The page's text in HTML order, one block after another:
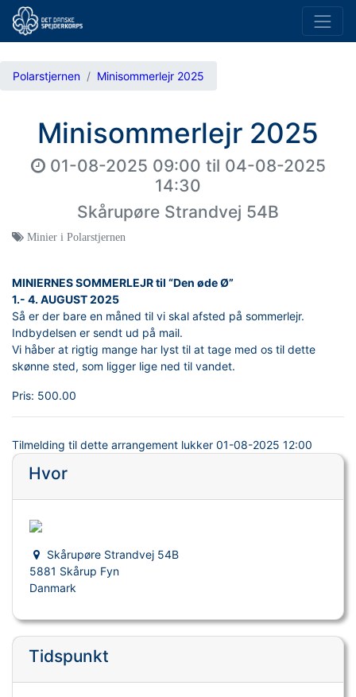
Polarstjernen Minisommerlejr 2025
Minisommerlejr 2025
01-08-2025 09:00 til 04-08-2025
14:30
Skårupøre Strandvej 54B
Minier i Polarstjernen
MINIERNES SOMMERLEJR til “Den øde Ø”
1.- 4. AUGUST 2025
Så er der bare en måned til vi skal afsted på sommerlejr.
Indbydelsen er sendt ud på mail.
Vi håber at rigtig mange har lyst til at tage med os til dette
skønne sted, som ligger lige ned til vandet.
Pris: 500.00
Tilmelding til dette arrangement lukker 01-08-2025 12:00
Hvor
Skårupøre Strandvej 54B
5881 Skårup Fyn
Danmark
Tidspunkt